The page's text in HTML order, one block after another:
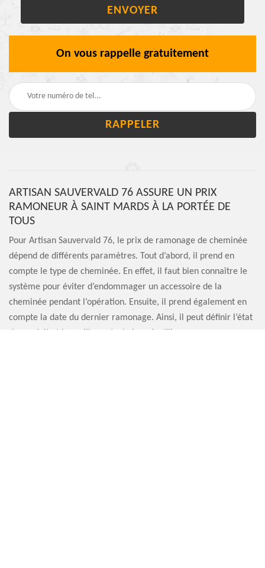
On vous rappelle gratuitement
ARTISAN SAUVERVALD 76 ASSURE UN PRIX
RAMONEUR À SAINT MARDS À LA PORTÉE DE
TOUS
Pour Artisan Sauvervald 76, le prix de ramonage de cheminée
dépend de différents paramètres. Tout d’abord, il prend en
compte le type de cheminée. En effet, il faut bien connaître le
système pour éviter d’endommager un accessoire de la
cheminée pendant l’opération. Ensuite, il prend également en
compte la date du dernier ramonage. Ainsi, il peut définir l’état
du conduit et la meilleure technique à utiliser, avec un